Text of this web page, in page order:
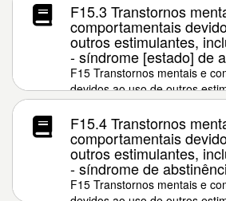
F15.3 Transtornos
comportamentais
outros estimulantes,
- síndrome [estado] de
F15 Transtornos mentais e
devidos ao uso de outros
a cafeína
F15.4 Transtornos
comportamentais
outros estimulantes,
- síndrome de
F15 Transtornos mentais e